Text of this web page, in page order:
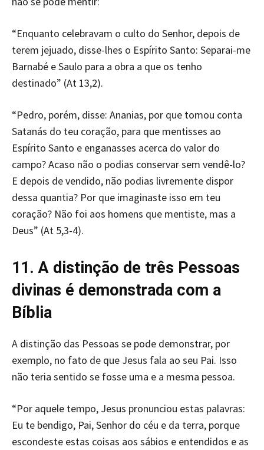
“Enquanto celebravam o culto do Senhor, depois de
terem jejuado, disse-lhes o Espírito Santo: Separai-me
Barnabé e Saulo para a obra a que os tenho
destinado” (At 13,2).
“Pedro, porém, disse: Ananias, por que tomou conta
Satanás do teu coração, para que mentisses ao
Espírito Santo e enganasses acerca do valor do
campo? Acaso não o podias conservar sem vendê-lo?
E depois de vendido, não podias livremente dispor
dessa quantia? Por que imaginaste isso em teu
coração? Não foi aos homens que mentiste, mas a
Deus” (At 5,3-4).
11. A distinção de três Pessoas
divinas é demonstrada com a
Bíblia
A distinção das Pessoas se pode demonstrar, por
exemplo, no fato de que Jesus fala ao seu Pai. Isso
não teria sentido se fosse uma e a mesma pessoa.
“Por aquele tempo, Jesus pronunciou estas palavras:
Eu te bendigo, Pai, Senhor do céu e da terra, porque
escondeste estas coisas aos sábios e entendidos e as